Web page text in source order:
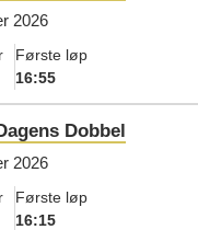
2026
Første løp
16:55
Dobbel
2026
Første løp
16:15